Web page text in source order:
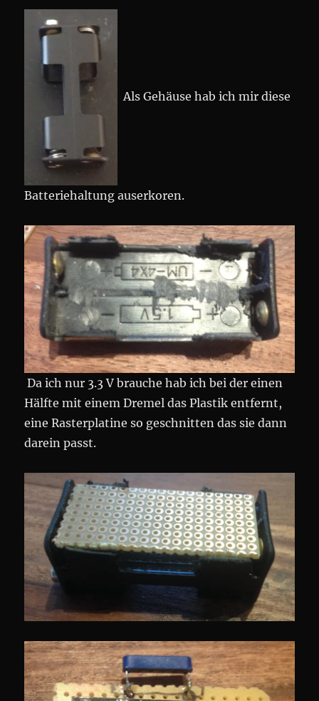
Als Gehäuse hab ich mir diese
Batteriehaltung auserkoren.
Da ich nur 3.3 V brauche hab ich bei der einen
Hälfte mit einem Dremel das Plastik entfernt,
eine Rasterplatine so geschnitten das sie dann
darein passt.